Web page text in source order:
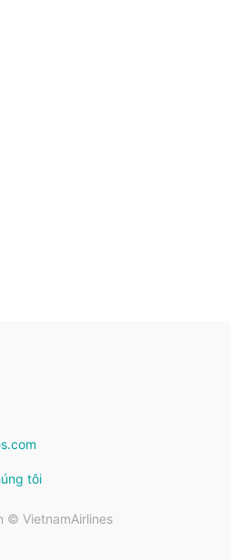
tôi
© VietnamAirlines